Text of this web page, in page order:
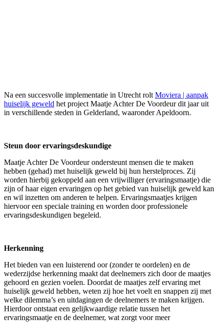
Na een succesvolle implementatie in Utrecht rolt Moviera | aanpak
huiselijk geweld het project Maatje Achter De Voordeur dit jaar uit
in verschillende steden in Gelderland, waaronder Apeldoorn.
Steun door ervaringsdeskundige
Maatje Achter De Voordeur ondersteunt mensen die te maken
hebben (gehad) met huiselijk geweld bij hun herstelproces. Zij
worden hierbij gekoppeld aan een vrijwilliger (ervaringsmaatje) die
zijn of haar eigen ervaringen op het gebied van huiselijk geweld kan
en wil inzetten om anderen te helpen. Ervaringsmaatjes krijgen
hiervoor een speciale training en worden door professionele
ervaringsdeskundigen begeleid.
Herkenning
Het bieden van een luisterend oor (zonder te oordelen) en de
wederzijdse herkenning maakt dat deelnemers zich door de maatjes
gehoord en gezien voelen. Doordat de maatjes zelf ervaring met
huiselijk geweld hebben, weten zij hoe het voelt en snappen zij met
welke dilemma’s en uitdagingen de deelnemers te maken krijgen.
Hierdoor ontstaat een gelijkwaardige relatie tussen het
ervaringsmaatje en de deelnemer, wat zorgt voor meer